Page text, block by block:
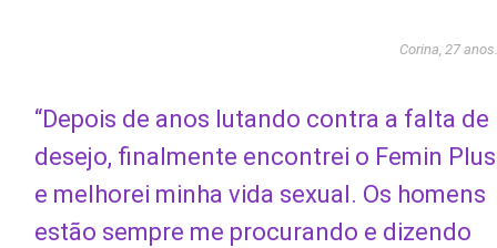
Corina, 27 anos.
“Depois de anos lutando contra a falta de
desejo, finalmente encontrei o Femin Plus
e melhorei minha vida sexual. Os homens
estão sempre me procurando e dizendo